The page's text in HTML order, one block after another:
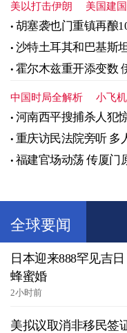
美以打击伊朗 美国建
胡塞袭也门重镇再酿
沙特土耳其和巴基斯
霍尔木兹重开添变数
中国时局全解析 小飞
河南西平搜捕杀人犯
重庆访民法院旁听 多
福建官场动荡 传厦门
全球要闻
日本迎来888罕见吉
蜂蜜婚
2小时前
美拟议取消非移民签